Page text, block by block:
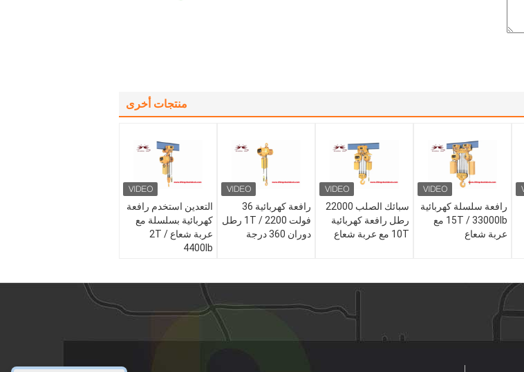
منتجات أخرى
التعدين استخدم رافعة
كهربائية بسلسلة مع
عربة شعاع 2T /
4400lb
رافعة كهربائية 36
فولت 1T / 2200 رطل
دوران 360 درجة
سبائك الصلب 22000
رطل رافعة كهربائية
10T مع عربة شعاع
رافعة سلسلة كهربائية
15T / 33000lb مع
عربة شعاع